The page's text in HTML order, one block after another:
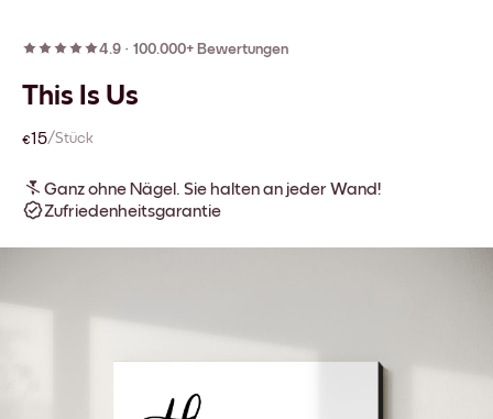
4.9 · 100.000+ Bewertungen
This Is Us
€15/Stück
Ganz ohne Nägel. Sie halten an jeder Wand!
Zufriedenheitsgarantie